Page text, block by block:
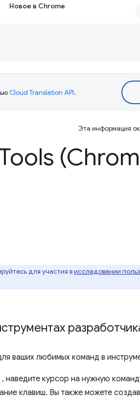
Новое в Chrome
Cloud Translation API.
Эта информация
для участия висследовании
ваших любимых команд в
, наведите курсор на нужную
клавиш. Вы также можете